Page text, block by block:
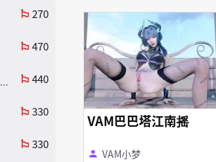
品 アヘ顔 くぱぁ
VAM巴巴塔江南摇
person VAM小梦
emoji_flags 270
emoji_flags 470
艦隊これくしょん-艦これ-
emoji_flags 440
emoji_flags 330
emoji_flags 330